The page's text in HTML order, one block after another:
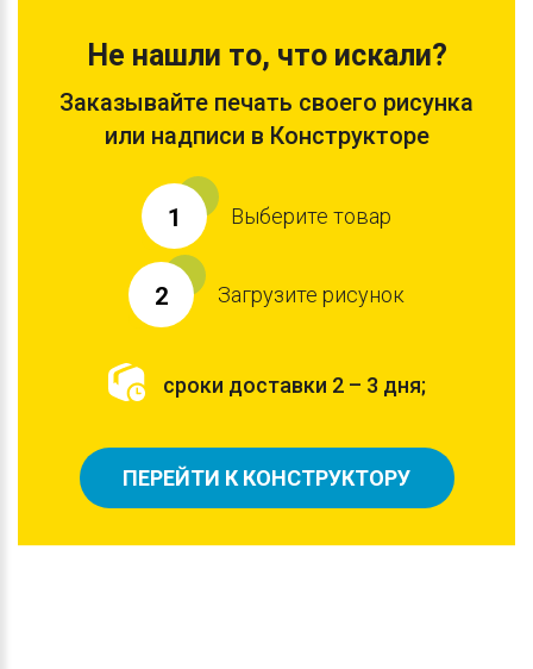
Не нашли то, что искали?
Заказывайте печать своего рисунка
или надписи в Конструкторе
1 Выберите товар
2 Загрузите рисунок
сроки доставки 2 – 3 дня;
ПЕРЕЙТИ К КОНСТРУКТОРУ